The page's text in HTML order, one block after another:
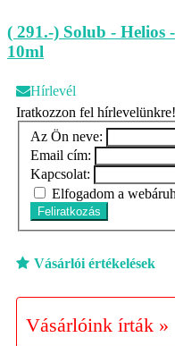
( 291.-) Solub -
10ml
Hírlevél
Iratkozzon fel hírlevelünkre!
Az Ön neve:
Email cím:
Kapcsolat:
Elfogadom a
Feliratkozás
Vásárlói értékelések
Vásárlóink írták »